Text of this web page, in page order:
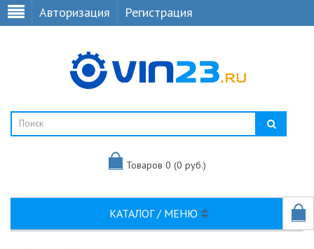
Авторизация Регистрация
Товаров 0 (0 руб.)
КАТАЛОГ / МЕНЮ